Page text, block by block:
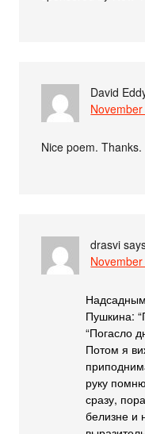
David
Nice poem. Thanks.
drasvi
Пушкина:
“Погасло
Потом я
руку
сразу,
белизне и